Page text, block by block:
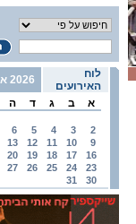
לוח
האירועים
2026 אוגוסט
א
ב ג ד ה
2
3
4
5
6
9
10
11
12
13
16
17
18
19
20
23
24
25
26
27
30
31